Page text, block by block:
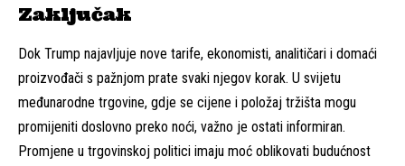
Zaključak
Dok Trump najavljuje nove tarife, ekonomisti, analitičari i domaći
proizvođači s pažnjom prate svaki njegov korak. U svijetu
međunarodne trgovine, gdje se cijene i položaj tržišta mogu
promijeniti doslovno preko noći, važno je ostati informiran.
Promjene u trgovinskoj politici imaju moć oblikovati budućnost